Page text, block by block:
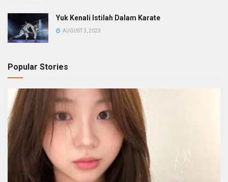
Yuk Kenali Istilah Dalam Karate
AUGUST 3, 2023
Popular Stories